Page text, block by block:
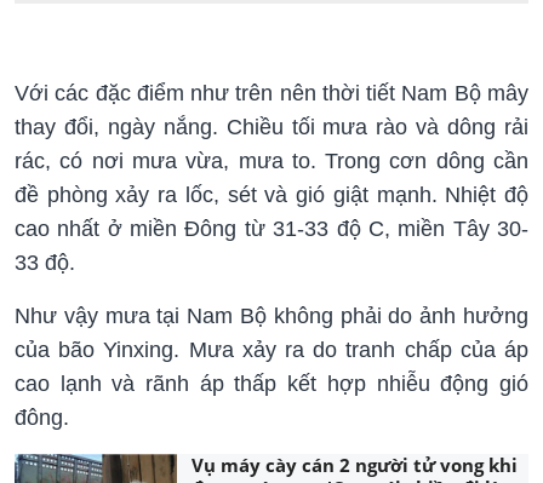
Với các đặc điểm như trên nên thời tiết Nam Bộ mây
thay đổi, ngày nắng. Chiều tối mưa rào và dông rải
rác, có nơi mưa vừa, mưa to. Trong cơn dông cần
đề phòng xảy ra lốc, sét và gió giật mạnh. Nhiệt độ
cao nhất ở miền Đông từ 31-33 độ C, miền Tây 30-
33 độ.
Như vậy mưa tại Nam Bộ không phải do ảnh hưởng
của bão Yinxing. Mưa xảy ra do tranh chấp của áp
cao lạnh và rãnh áp thấp kết hợp nhiễu động gió
đông.
Vụ máy cày cán 2 người tử vong khi